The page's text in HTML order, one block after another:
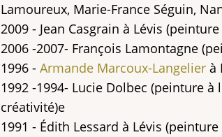
Lamoureux, Marie-France Séguin,
2009 - Jean Casgrain à Lévis
2006 -2007- François Lamontagne
1996 - Armande Marcoux-Langelier à
1992 -1994- Lucie Dolbec (peinture
créativité)e
1991 - Édith Lessard à Lévis